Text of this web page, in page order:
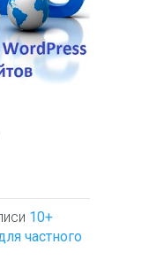
10+
частного